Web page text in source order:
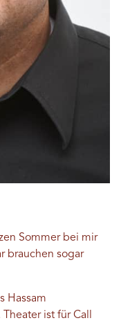
Sommer bei mir
brauchen sogar
Hassam
ist für Call